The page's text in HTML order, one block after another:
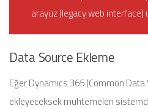
arayüz (legacy web interface)
Data Source Ekleme
Eğer Dynamics 365 (Common Data
ekleyeceksek muhtemelen